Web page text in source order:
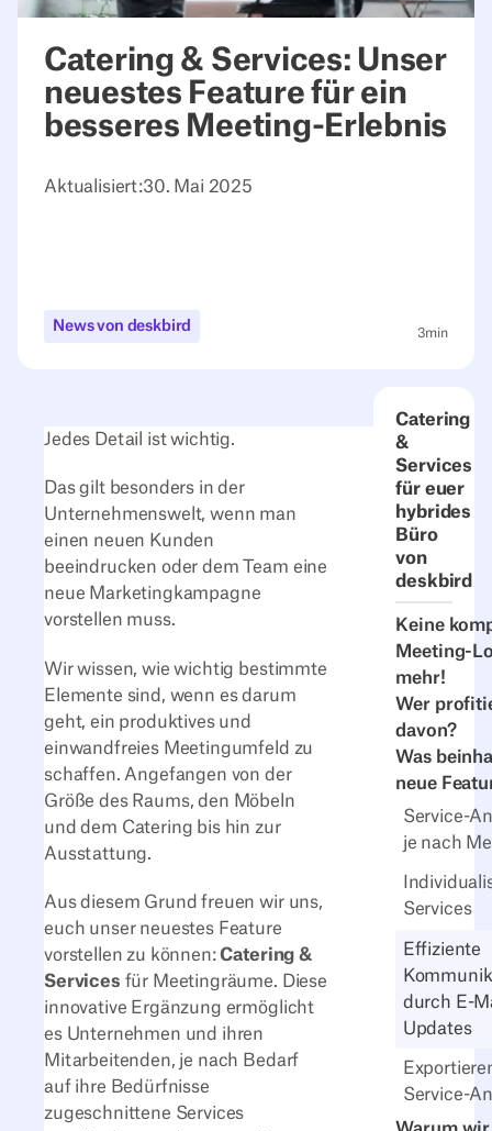
Catering & Services: Unser
neuestes Feature für ein
besseres Meeting-Erlebnis
Aktualisiert:30. Mai 2025
News von deskbird 3min
Catering
&
Services
für euer
hybrides
Büro
von
deskbird
Keine
Meeting-
mehr!
Wer
davon?
Was
neue
Service-
je nach
Services
Effiziente
durch E-
Updates
Service-
Jedes Detail ist wichtig.
Das gilt besonders in der
Unternehmenswelt, wenn man
einen neuen Kunden
beeindrucken oder dem Team eine
neue Marketingkampagne
vorstellen muss.
Wir wissen, wie wichtig bestimmte
Elemente sind, wenn es darum
geht, ein produktives und
einwandfreies Meetingumfeld zu
schaffen. Angefangen von der
Größe des Raums, den Möbeln
und dem Catering bis hin zur
Ausstattung.
Aus diesem Grund freuen wir uns,
euch unser neuestes Feature
vorstellen zu können:Catering &
Services für Meetingräume. Diese
innovative Ergänzung ermöglicht
es Unternehmen und ihren
Mitarbeitenden, je nach Bedarf
auf ihre Bedürfnisse
zugeschnittene Services